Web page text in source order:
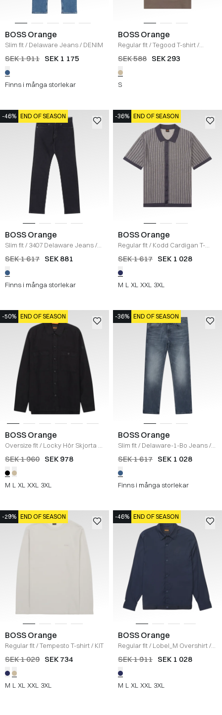
BOSS Orange
Slim fit/ Delaware Jeans/ DENIM
SEK 1 911 SEK 1 175
Finns i många storlekar
BOSS Orange
Regular fit/Tegood T-shirt/
KHAKI
SEK 588 SEK 293
S
-46% END OF SEASON
BOSS Orange
Slim fit/ 3407 Delaware Jeans/
DENIM
SEK 1 617 SEK 881
Finns i många storlekar
-36% END OF SEASON
BOSS Orange
Regular fit/ Kodd Cardigan T-
shirt
NAVY
SEK 1 617 SEK 1 028
M L XL XXL 3XL
-50% END OF SEASON
BOSS Orange
Oversize fit/ Locky Hör Skjorta
SORT
SEK 1 960 SEK 978
M L XL XXL 3XL
-36% END OF SEASON
BOSS Orange
Slim fit/ Delaware-1-Bo Jeans/
DENIM
SEK 1 617 SEK 1 028
Finns i många storlekar
-29% END OF SEASON
BOSS Orange
Regular fit/Tempesto T-shirt/ KIT
SEK 1 029 SEK 734
M L XL XXL 3XL
-46% END OF SEASON
BOSS Orange
Regular fit/ Lobel_M Overshirt/
NAVY
SEK 1 911 SEK 1 028
M L XL XXL 3XL